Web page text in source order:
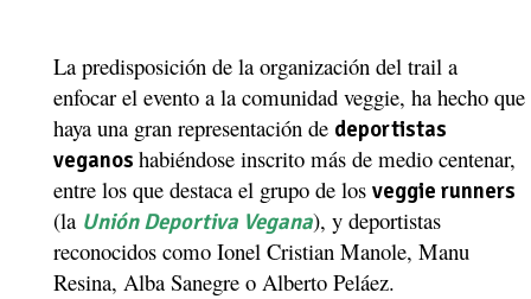
La predisposición de la organización del trail a
enfocar el evento a la comunidad veggie, ha hecho que
haya una gran representación de deportistas
veganos habiéndose inscrito más de medio centenar,
entre los que destaca el grupo de los veggie runners
(la Unión Deportiva Vegana), y deportistas
reconocidos como Ionel Cristian Manole, Manu
Resina, Alba Sanegre o Alberto Peláez.